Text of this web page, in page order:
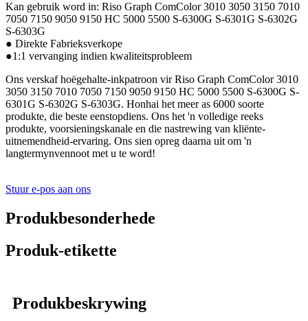
Kan gebruik word in: Riso Graph ComColor 3010 3050 3150 7010
7050 7150 9050 9150 HC 5000 5500 S-6300G S-6301G S-6302G
S-6303G
● Direkte Fabrieksverkope
●1:1 vervanging indien kwaliteitsprobleem
Ons verskaf hoëgehalte-inkpatroon vir Riso Graph ComColor 3010
3050 3150 7010 7050 7150 9050 9150 HC 5000 5500 S-6300G S-
6301G S-6302G S-6303G. Honhai het meer as 6000 soorte
produkte, die beste eenstopdiens. Ons het 'n volledige reeks
produkte, voorsieningskanale en die nastrewing van kliënte-
uitnemendheid-ervaring. Ons sien opreg daarna uit om 'n
langtermynvennoot met u te word!
Stuur e-pos aan ons
Produkbesonderhede
Produk-etikette
Produkbeskrywing